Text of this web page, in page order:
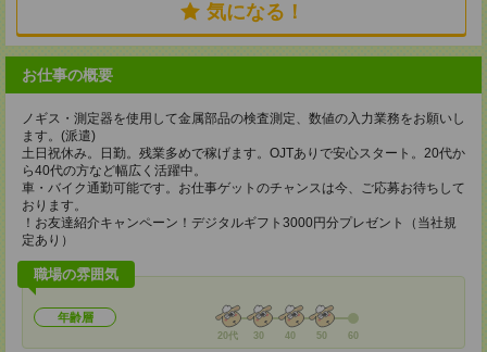
気になる！
お仕事の概要
ノギス・測定器を使用して金属部品の検査測定、数値の入力業務をお願いし
ます。(派遣)
土日祝休み。日勤。残業多めで稼げます。OJTありで安心スタート。20代か
ら40代の方など幅広く活躍中。
車・バイク通勤可能です。お仕事ゲットのチャンスは今、ご応募お待ちして
おります。
！お友達紹介キャンペーン！デジタルギフト3000円分プレゼント（当社規
定あり）
職場の雰囲気
年齢層
20代 30 40 50 60